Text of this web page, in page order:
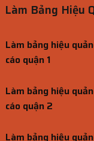
Làm Bảng Hiệu
Làm bảng hiệu
cáo quận 1
Làm bảng hiệu
cáo quận 2
Làm bảng hiệu